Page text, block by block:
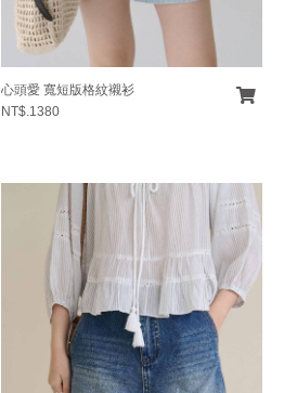
心頭愛 寬短版格紋襯衫
NT$.1380